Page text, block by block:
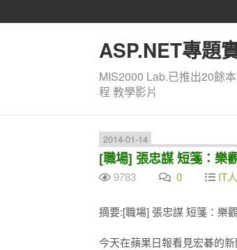
ASP.NET專題
MIS2000 Lab.已推出20餘
程 教學影片
2014-01-14
[職場] 張忠謀 短箋：
9783 0 IT
摘要:[職場] 張忠謀 短箋：樂
今天在蘋果日報看見宏碁的新